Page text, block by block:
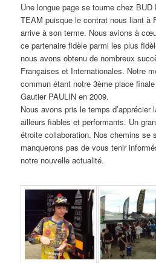
Une longue page se tourne chez
TEAM puisque le contrat nous liant à
arrive à son terme. Nous avions à
ce partenaire fidèle parmi les plus
nous avons obtenu de nombreux
Françaises et Internationales. Notre
commun étant notre 3ème place
Gautier PAULIN en 2009.
Nous avons pris le temps d’apprécier
ailleurs fiables et performants. Un
étroite collaboration. Nos chemins se
manquerons pas de vous tenir
notre nouvelle actualité.